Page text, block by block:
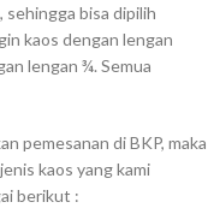
sehingga bisa dipilih
kaos dengan lengan
lengan ¾. Semua
pemesanan di BKP, maka
kaos yang kami
berikut :